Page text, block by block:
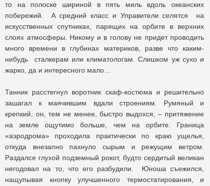
то на полоске шириной в пять миль вдоль океанских
побережий. А средний класс и Управители селятся на
искусственных спутниках, парящих на орбите в верхних
слоях атмосферы. Никому и в голову не придет проводить
много времени в глубинах материков, разве что каким-
нибудь сталкерам или климатологам. Слишком уж сухо и
жарко, да и интересного мало…
Танник расстегнул воротник скаф-костюма и решительно
зашагал к маячившим вдали строениям. Румяный и
крепкий, он, тем не менее, быстро выдохся, – притяжение
на земле ощутимо больше, чем на орбите. Граница
«аэродрома» проходила практически по краю ущелья,
откуда внезапно пахнуло сырым и режущим ветром.
Раздался глухой подземный рокот, будто сердитый великан
негодовал на то, что его разбудили. Юноша съежился,
нащупывая кнопку улучшенного термостатирования, и